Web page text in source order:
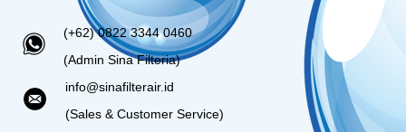
(+62) 0822 3344 0460
(Admin Sina Filteria)
info@sinafilterair.id
(Sales & Customer Service)